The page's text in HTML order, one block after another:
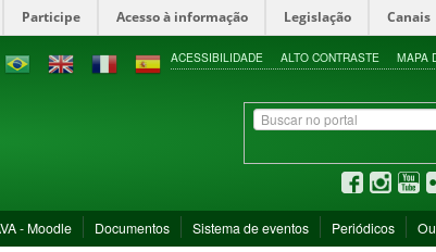
Participe Acesso à informação Legislação Canais
ACESSIBILIDADE ALTO CONTRASTE MAPA
- Moodle Documentos Sistema de eventos Periódicos